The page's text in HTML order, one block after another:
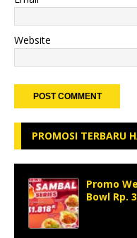
Website
PROMOSI TERBARU
Promo
Bowl Rp.